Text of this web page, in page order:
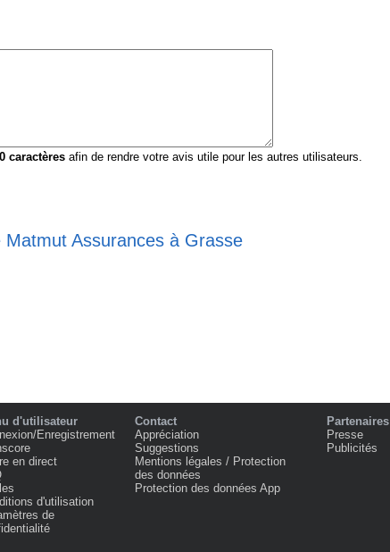
caractèresafin de rendre votre avis utile pour les autres utilisateurs.
Assurances à Grasse
d'utilisateur
Enregistrement
en direct
d'utilisation
de
Contact
Appréciation
Suggestions
Mentions légales / Protection
des données
Protection des données App
Partenaires
Presse
Publicités